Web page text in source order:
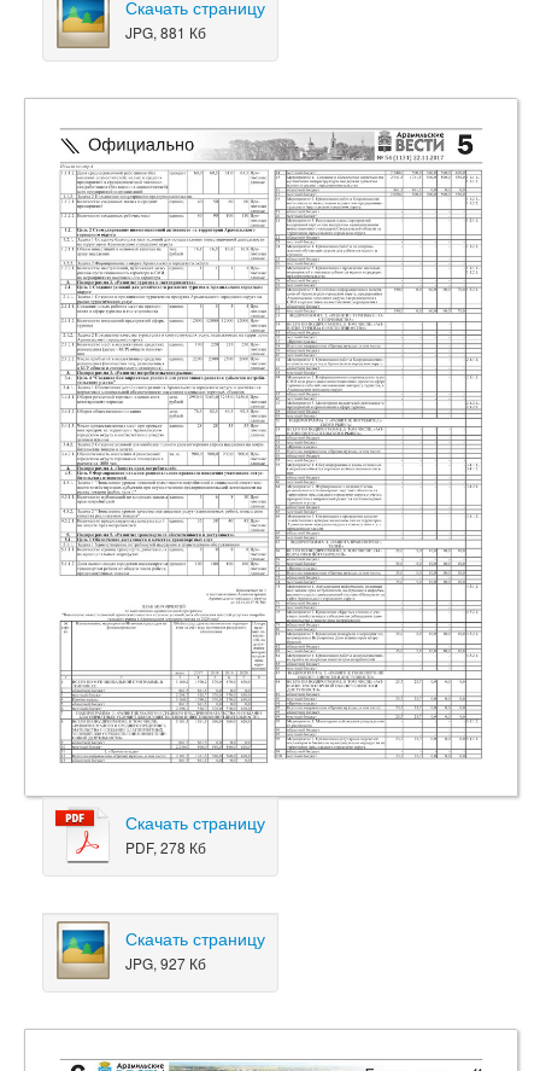
Скачать страницу
JPG, 881 Кб
Скачать страницу
PDF, 278 Кб
Скачать страницу
JPG, 927 Кб